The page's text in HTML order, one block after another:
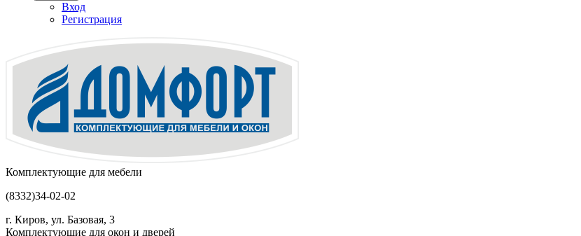
Вход
Регистрация
Комплектующие для мебели
(8332)34-02-02
г. Киров, ул. Базовая, 3
Комплектующие для окон и дверей